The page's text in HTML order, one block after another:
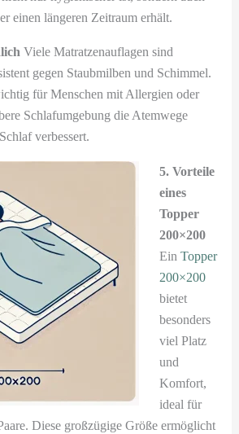
einen längeren Zeitraum erhält.
Viele Matratzenauflagen sind
gegen Staubmilben und Schimmel.
für Menschen mit Allergien oder
Schlafumgebung die Atemwege
verbessert.
5. Vorteile
eines
Topper
200×200
Ein Topper
200×200
bietet
besonders
viel Platz
und
Komfort,
ideal für
Diese großzügige Größe ermöglicht